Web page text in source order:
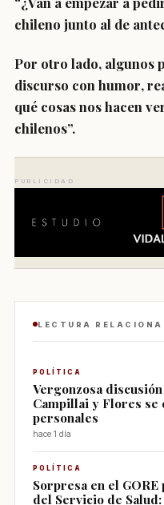
chileno junto al de
Por otro lado, algunos
discurso con humor,
qué cosas nos hacen
chilenos”.
PUBLICIDAD
LECTURA
POLÍTICA
Vergonzosa
Campillai y Flores se
personales
hace 1 día
POLÍTICA
Sorpresa en el
del Servicio de